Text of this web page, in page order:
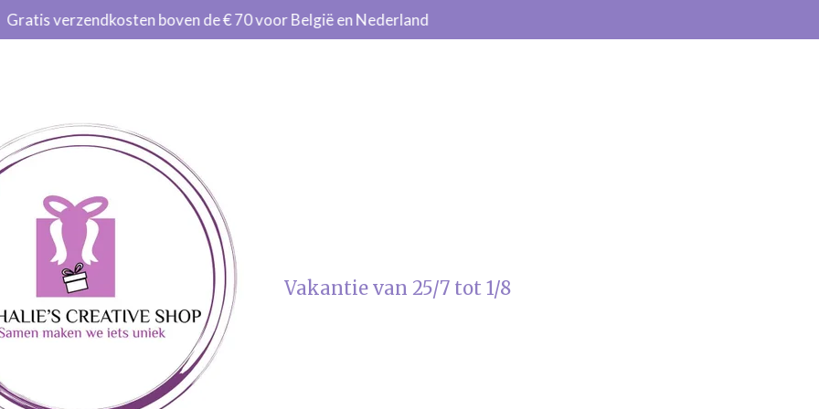
Gratis verzendkosten boven de € 70 voor België en Nederland
Vakantie van 25/7 tot 1/8